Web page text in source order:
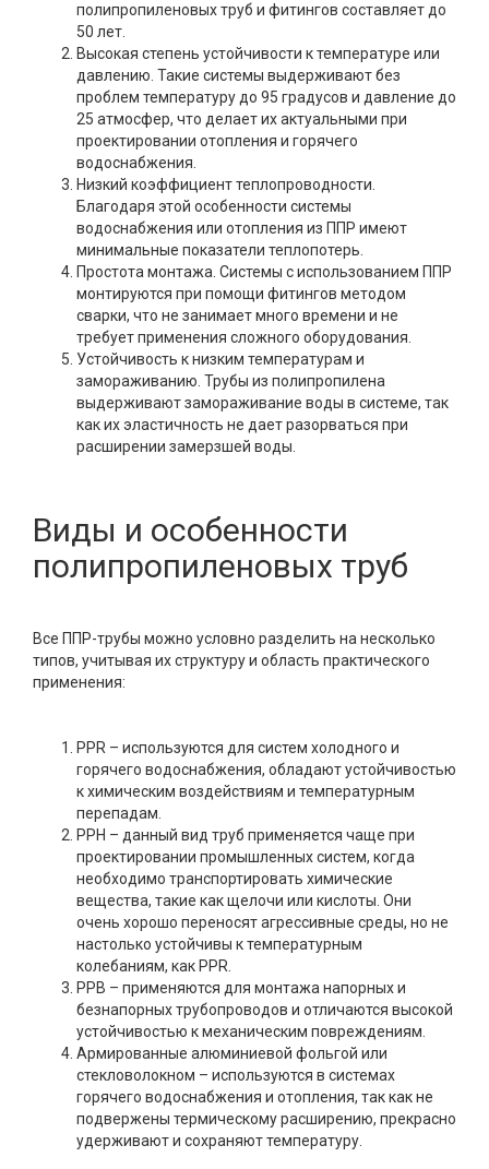
полипропиленовых труб и фитингов составляет до
50 лет.
Высокая степень устойчивости к температуре или
давлению. Такие системы выдерживают без
проблем температуру до 95 градусов и давление до
25 атмосфер, что делает их актуальными при
проектировании отопления и горячего
водоснабжения.
Низкий коэффициент теплопроводности.
Благодаря этой особенности системы
водоснабжения или отопления из ППР имеют
минимальные показатели теплопотерь.
Простота монтажа. Системы с использованием ППР
монтируются при помощи фитингов методом
сварки, что не занимает много времени и не
требует применения сложного оборудования.
Устойчивость к низким температурам и
замораживанию. Трубы из полипропилена
выдерживают замораживание воды в системе, так
как их эластичность не дает разорваться при
расширении замерзшей воды.
Виды и особенности
полипропиленовых труб
Все ППР-трубы можно условно разделить на несколько
типов, учитывая их структуру и область практического
применения:
PPR – используются для систем холодного и
горячего водоснабжения, обладают устойчивостью
к химическим воздействиям и температурным
перепадам.
PPH – данный вид труб применяется чаще при
проектировании промышленных систем, когда
необходимо транспортировать химические
вещества, такие как щелочи или кислоты. Они
очень хорошо переносят агрессивные среды, но не
настолько устойчивы к температурным
колебаниям, как PPR.
PPB – применяются для монтажа напорных и
безнапорных трубопроводов и отличаются высокой
устойчивостью к механическим повреждениям.
Армированные алюминиевой фольгой или
стекловолокном – используются в системах
горячего водоснабжения и отопления, так как не
подвержены термическому расширению, прекрасно
удерживают и сохраняют температуру.